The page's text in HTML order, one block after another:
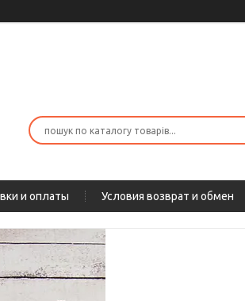
и оплаты Условия возврат и обмен